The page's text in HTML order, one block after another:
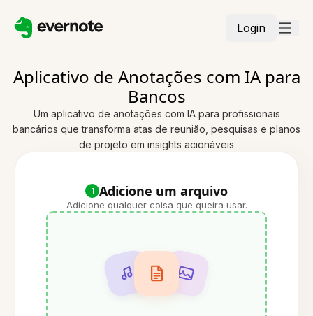
Login
Aplicativo de Anotações com IA para
Bancos
Um aplicativo de anotações com IA para profissionais
bancários que transforma atas de reunião, pesquisas e planos
de projeto em insights acionáveis
1 Adicione um arquivo
Adicione qualquer coisa que queira usar.